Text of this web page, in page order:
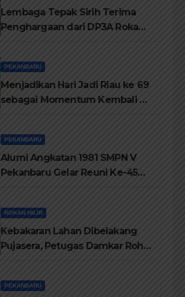
Lembaga Tepak Sirih Terima
Penghargaan dari DP3A Rokan
PEKANBARU
Menjadikan Hari Jadi Riau ke 69
sebagai Momentum Kembali ke
PEKANBARU
Alumi Angkatan 1981 SMPN V
Pekanbaru Gelar Reuni Ke-45
ROKAN HILIR
Kebakaran Lahan Dibelakang
Pujasera, Petugas Damkar Rohil
PEKANBARU